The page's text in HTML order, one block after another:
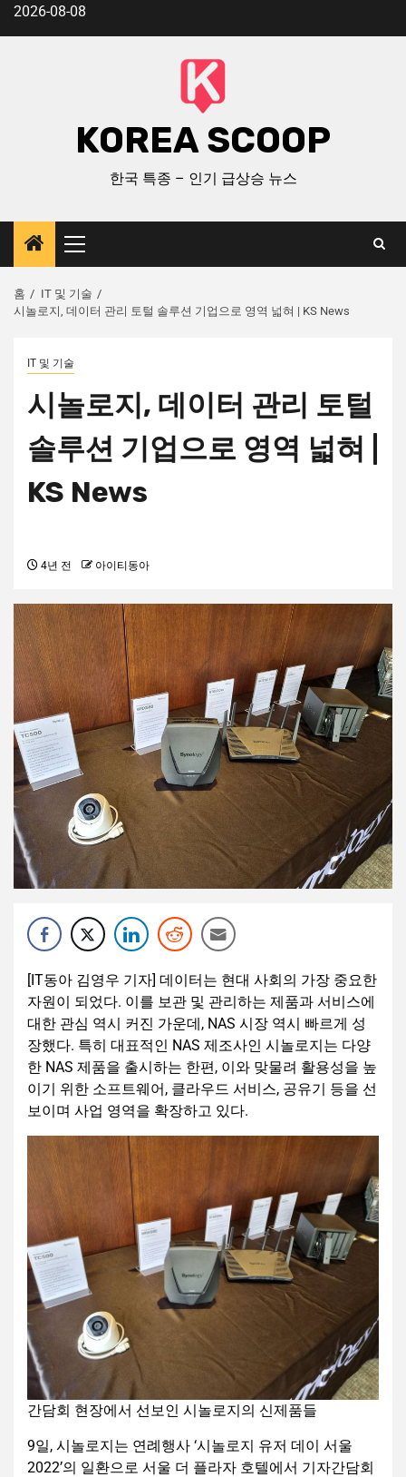
2026-08-08
KOREA SCOOP
한국 특종 – 인기 급상승 뉴스
홈
IT 및 기술
시놀로지, 데이터 관리 토털 솔루션 기업으로 영역 넓혀 | KS News
IT 및 기술
시놀로지, 데이터 관리 토털
솔루션 기업으로 영역 넓혀 |
KS News
4년 전 아이티동아
[IT동아 김영우 기자] 데이터는 현대 사회의 가장 중요한
자원이 되었다. 이를 보관 및 관리하는 제품과 서비스에
대한 관심 역시 커진 가운데, NAS 시장 역시 빠르게 성
장했다. 특히 대표적인 NAS 제조사인 시놀로지는 다양
한 NAS 제품을 출시하는 한편, 이와 맞물려 활용성을 높
이기 위한 소프트웨어, 클라우드 서비스, 공유기 등을 선
보이며 사업 영역을 확장하고 있다.
간담회 현장에서 선보인 시놀로지의 신제품들
9일, 시놀로지는 연례행사 ‘시놀로지 유저 데이 서울
2022’의 일환으로 서울 더 플라자 호텔에서 기자간담회